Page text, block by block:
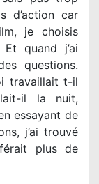
d’action car
je choisis
Et quand j’ai
questions.
travaillait t-il
il la nuit,
essayant de
j’ai trouvé
plus de